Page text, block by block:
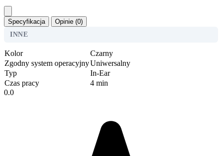
Specyfikacja
Opinie (0)
INNE
Kolor
Czarny
Zgodny system operacyjnyUniwersalny
Typ
In-Ear
Czas pracy
4 min
0.0